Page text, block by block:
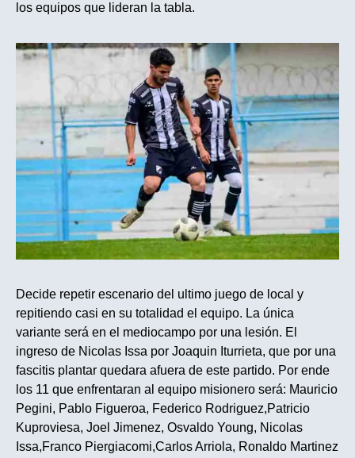
los equipos que lideran la tabla.
Decide repetir escenario del ultimo juego de local y
repitiendo casi en su totalidad el equipo. La única
variante será en el mediocampo por una lesión. El
ingreso de Nicolas Issa por Joaquin Iturrieta, que por una
fascitis plantar quedara afuera de este partido. Por ende
los 11 que enfrentaran al equipo misionero será: Mauricio
Pegini, Pablo Figueroa, Federico Rodriguez,Patricio
Kuproviesa, Joel Jimenez, Osvaldo Young, Nicolas
Issa,Franco Piergiacomi,Carlos Arriola, Ronaldo Martinez